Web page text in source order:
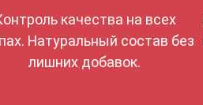
качества на всех
Натуральный состав без
лишних добавок.